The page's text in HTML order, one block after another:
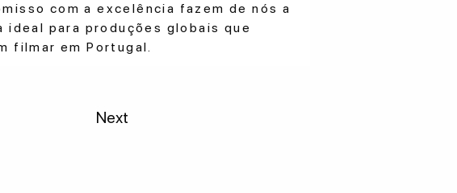
com a excelência fazem de nós a
ideal para produções globais que
filmar em Portugal.
Next